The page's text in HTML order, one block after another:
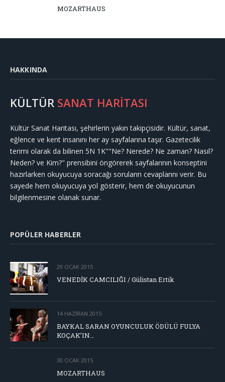
MOZARTHAUS
HAKKINDA
KÜLTÜR SANAT HARİTASI
Kültür Sanat Haritası, şehirlerin yakın takipçisidir. Kültür, sanat,
eğlence ve kent insanını her ay sayfalarına taşır. Gazetecilik
terimi olarak da bilinen 5N 1K""Ne? Nerede? Ne zaman? Nasıl?
Neden? ve Kim?" prensibini öngörerek sayfalarının konseptini
hazırlarken okuyucuya soracağı soruların cevaplarını verir. Bu
sayede hem okuyucuya yol gösterir, hem de okuyucunun
bilgilenmesine olanak sunar.
POPÜLER HABERLER
29 OCAK 2015
VENEDİK CAMCILIĞI / Gülistan Ertik
14 HAZIRAN 2015
BAYKAL SARAN OYUNCULUK ÖDÜLÜ FULYA
KOÇAK’IN…
30 OCAK 2015
MOZARTHAUS